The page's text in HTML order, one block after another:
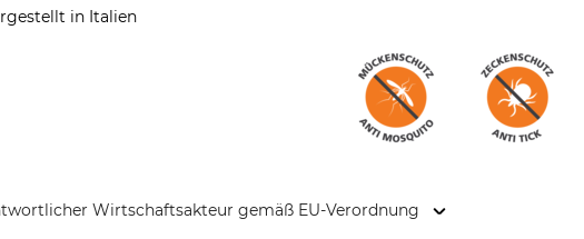
in Italien
Wirtschaftsakteur gemäß EU-Verordnung